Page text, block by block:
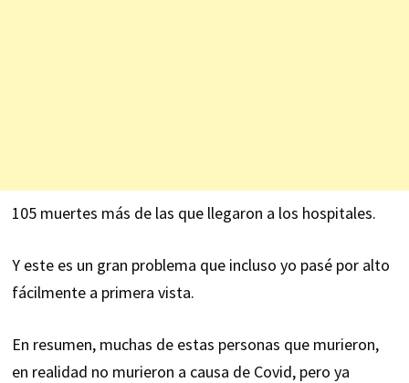
105 muertes más de las que llegaron a los hospitales.
Y este es un gran problema que incluso yo pasé por alto
fácilmente a primera vista.
En resumen, muchas de estas personas que murieron,
en realidad no murieron a causa de Covid, pero ya